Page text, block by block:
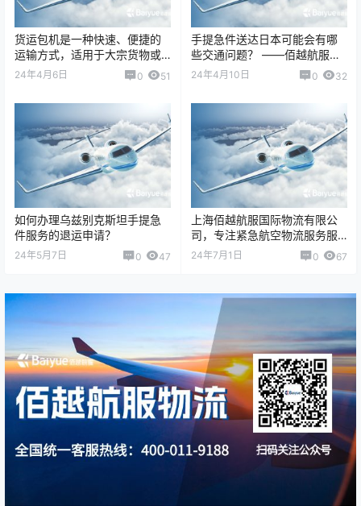
货运包机是一种快速、便捷的
运输方式，适用于大宗货物或
者特殊货物的运输需求。货运
包机的运费主要取决于货物的
重量、体积、运输…
24年4月6日 0 51
手提急件送达日本可能会有哪
些交通问题？ ——佰越航服
（Baiyue Logistics）带您了
24年4月10日 0 32
如何办理乌兹别克斯坦手提急
件服务的退运申请？
24年5月7日 0 47
上海佰越航服国际物流有限公
司，专注紧急航空物流服务服
务10+年，我们的主营业务涵盖
了国际/国内紧急航空货运、On
24年7月1日 0 67